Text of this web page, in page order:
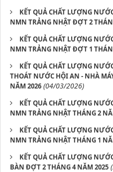
KẾT QUẢ CHẤT LƯỢNG
NMN TRẢNG NHẬT ĐỢT 2
KẾT QUẢ CHẤT LƯỢNG
NMN TRẢNG NHẬT ĐỢT 1
KẾT QUẢ CHẤT LƯỢNG
THOÁT NƯỚC HỘI AN - NHÀ
NĂM 2026 (04/03/2026)
KẾT QUẢ CHẤT LƯỢNG
NMN TRẢNG NHẬT THÁNG 2
KẾT QUẢ CHẤT LƯỢNG
NMN TRẢNG NHẬT THÁNG 1
KẾT QUẢ CHẤT LƯỢNG
BÀN ĐỢT 2 THÁNG 4 NĂM 2025